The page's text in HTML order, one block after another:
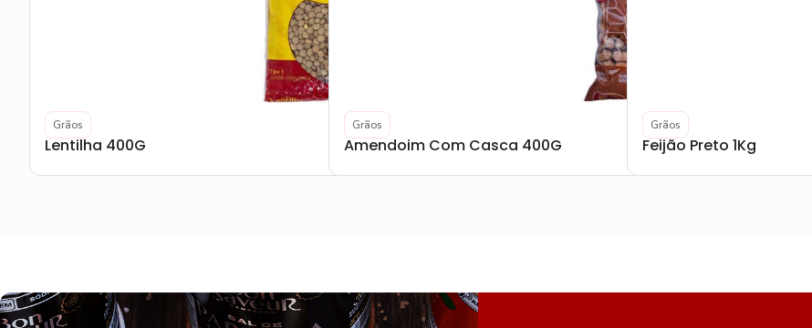
Grãos
Lentilha 400G
Grãos
Amendoim Com Casca 400G
Grãos
Feijão Preto 1Kg